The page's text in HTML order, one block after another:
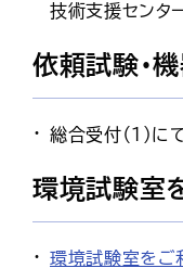
技術支援センタ
依頼試験・
総合受付（1）に
環境試験室
環境試験室をご